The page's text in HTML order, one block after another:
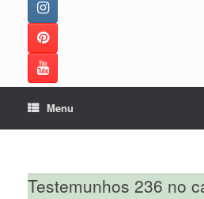
Menu
Testemunhos 236 no